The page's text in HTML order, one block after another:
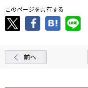
このページを共有する
前へ